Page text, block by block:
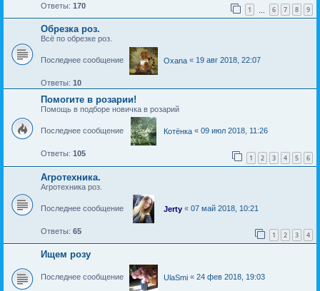
Ответы: 170 1 6 7 8 9
Обрезка роз.
Всё по обрезке роз.
Последнее сообщение Oxana « 19 авг 2018, 22:07
Ответы: 10
Помогите в розарии!
Помощь в подборе новичка в розарий
Последнее сообщение Котёнка « 09 июл 2018, 11:26
Ответы: 105 1 2 3 4 5 6
Агротехника.
Агротехника роз.
Последнее сообщение Jerty « 07 май 2018, 10:21
Ответы: 65 1 2 3 4
Ищем розу
Последнее сообщение UlaSmi « 24 фев 2018, 19:03